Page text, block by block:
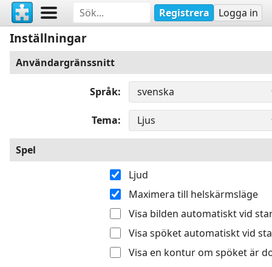
Registrera Logga in
Inställningar
Användargränssnitt
Språk
Tema
Spel
Ljud
Maximera till helskärmsläge
Visa bilden automatiskt vid
Visa spöket automatiskt vid
Visa en kontur om spöket är